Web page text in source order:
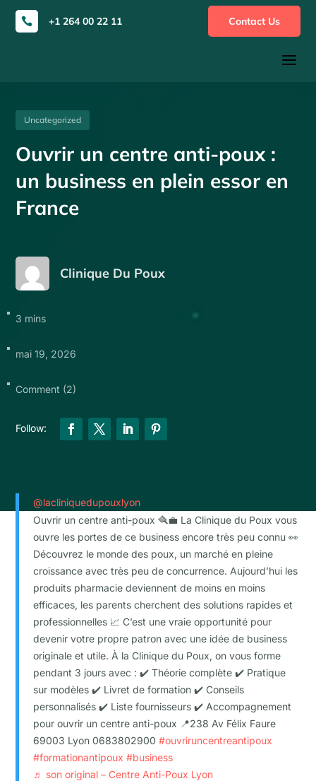
 +1 264 00 22 11 Contact Us
a
Uncategorized
Ouvrir un centre anti-poux :
un business en plein essor en
France
Clinique Du Poux
3 mins
mai 19, 2026
Comment (2)
@lacliniquedupouxlyon
Ouvrir un centre anti-poux 🪮💼 La Clinique du Poux vous
ouvre les portes de ce business encore très peu connu 👀
Découvrez le monde des poux, un marché en pleine
croissance avec très peu de concurrence. Aujourd’hui les
produits pharmacie deviennent de moins en moins
efficaces, les parents cherchent des solutions rapides et
professionnelles 📈 C’est une vraie opportunité pour
devenir votre propre patron avec une idée de business
originale et utile. À la Clinique du Poux, on vous forme
pendant 3 jours avec : ✔️ Théorie complète ✔️ Pratique
sur modèles ✔️ Livret de formation ✔️ Conseils
personnalisés ✔️ Liste fournisseurs ✔️ Accompagnement
pour ouvrir un centre anti-poux 📍238 Av Félix Faure
69003 Lyon 0683802900#ouvriruncentreantipoux
#formationantipoux #business
♬ son original – Centre Anti-Poux Lyon